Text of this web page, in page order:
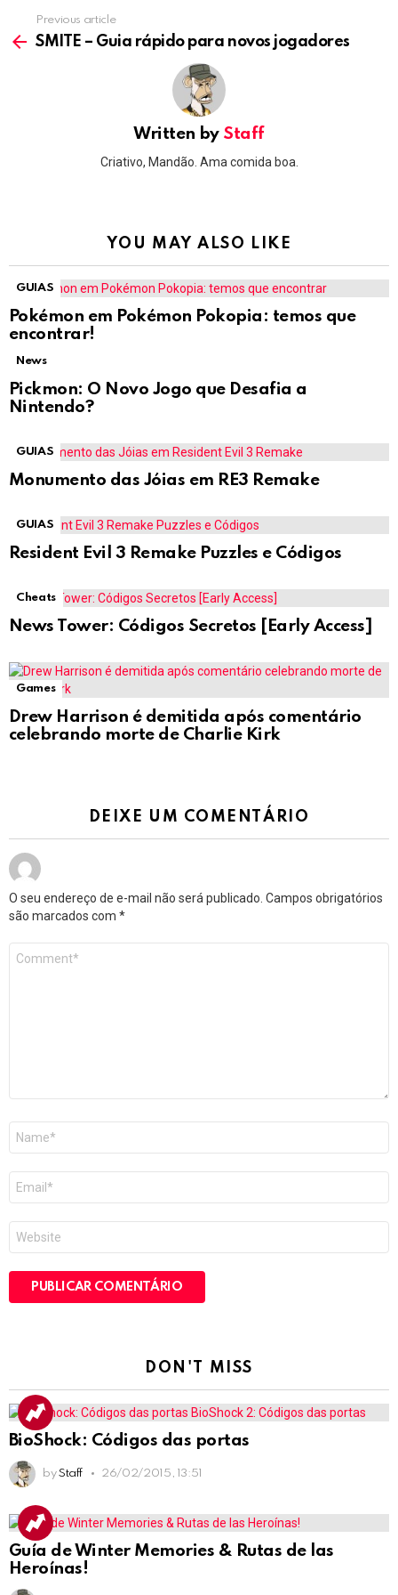
more
Previous article
SMITE – Guia rápido para novos jogadores
Written by Staff
Criativo, Mandão. Ama comida boa.
YOU MAY ALSO LIKE
GUIAS
Pokémon em Pokémon Pokopia: temos que
encontrar!
News
Pickmon: O Novo Jogo que Desafia a
Nintendo?
GUIAS
Monumento das Jóias em RE3 Remake
GUIAS
Resident Evil 3 Remake Puzzles e Códigos
Cheats
News Tower: Códigos Secretos [Early Access]
Games
Drew Harrison é demitida após comentário
celebrando morte de Charlie Kirk
DEIXE UM COMENTÁRIO
O seu endereço de e-mail não será publicado. Campos obrigatórios
são marcados com *
mail
*
DON'T MISS
BioShock: Códigos das portas
by Staff 26/02/2015, 13:51
Guía de Winter Memories & Rutas de las
Heroínas!